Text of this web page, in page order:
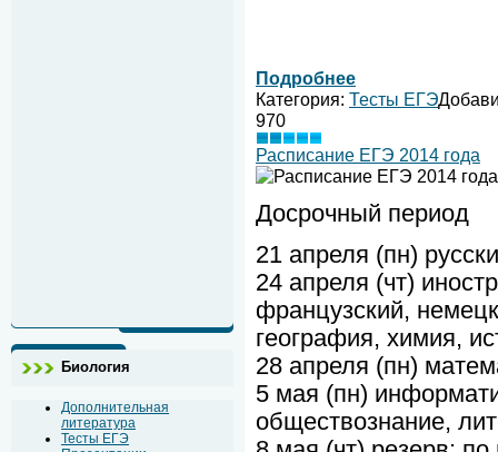
Биология
Дополнительная
литература
Тесты ЕГЭ
Подробнее
Категория: Тесты ЕГЭ
970
Расписание ЕГЭ 2014 года
Досрочный период
21 апреля (пн)
24 апреля (чт)
французский,
география, химия,
28 апреля (пн)
5 мая (пн)
обществознание,